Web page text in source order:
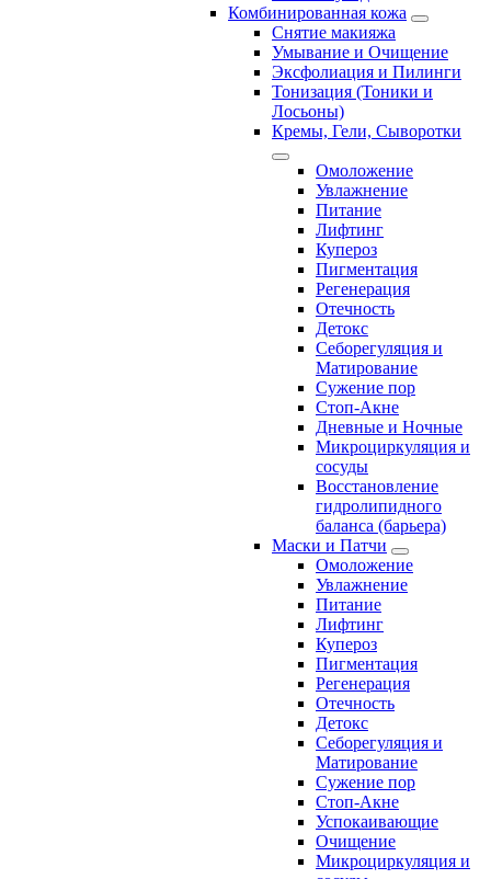
Комбинированная кожа
Снятие макияжа
Умывание и Очищение
Эксфолиация и Пилинги
Тонизация (Тоники и
Лосьоны)
Кремы, Гели, Сыворотки
Омоложение
Увлажнение
Питание
Лифтинг
Купероз
Пигментация
Регенерация
Отечность
Детокс
Себорегуляция и
Матирование
Сужение пор
Стоп-Акне
Дневные и Ночные
Микроциркуляция и
сосуды
Восстановление
гидролипидного
баланса (барьера)
Маски и Патчи
Омоложение
Увлажнение
Питание
Лифтинг
Купероз
Пигментация
Регенерация
Отечность
Детокс
Себорегуляция и
Матирование
Сужение пор
Стоп-Акне
Успокаивающие
Очищение
Микроциркуляция и